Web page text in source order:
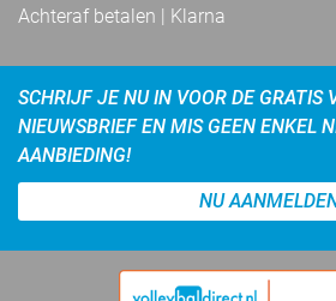
Achteraf betalen | Klarna
SCHRIJF JE NU IN VOOR DE GRATIS
NIEUWSBRIEF EN MIS GEEN ENKEL
AANBIEDING!
NU